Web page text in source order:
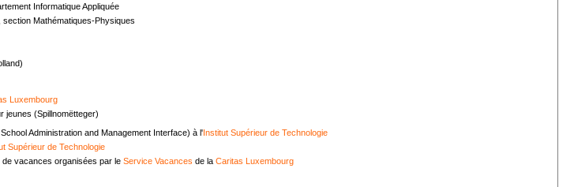
Informatique Appliquée
section Mathématiques-Physiques
Luxembourg
jeunes (Spillnomëtteger)
Administration and Management Interface) à l'Institut Supérieur de Technologie
Supérieur de Technologie
vacances organisées par le Service Vacances de la Caritas Luxembourg